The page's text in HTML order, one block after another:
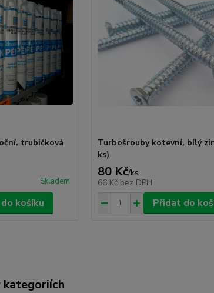
trubičková
Skladem
košíku
Turbošrouby kotevní, bílý
ks)
80 Kč/ks
66 Kč bez DPH
Přidat do
kategoriích